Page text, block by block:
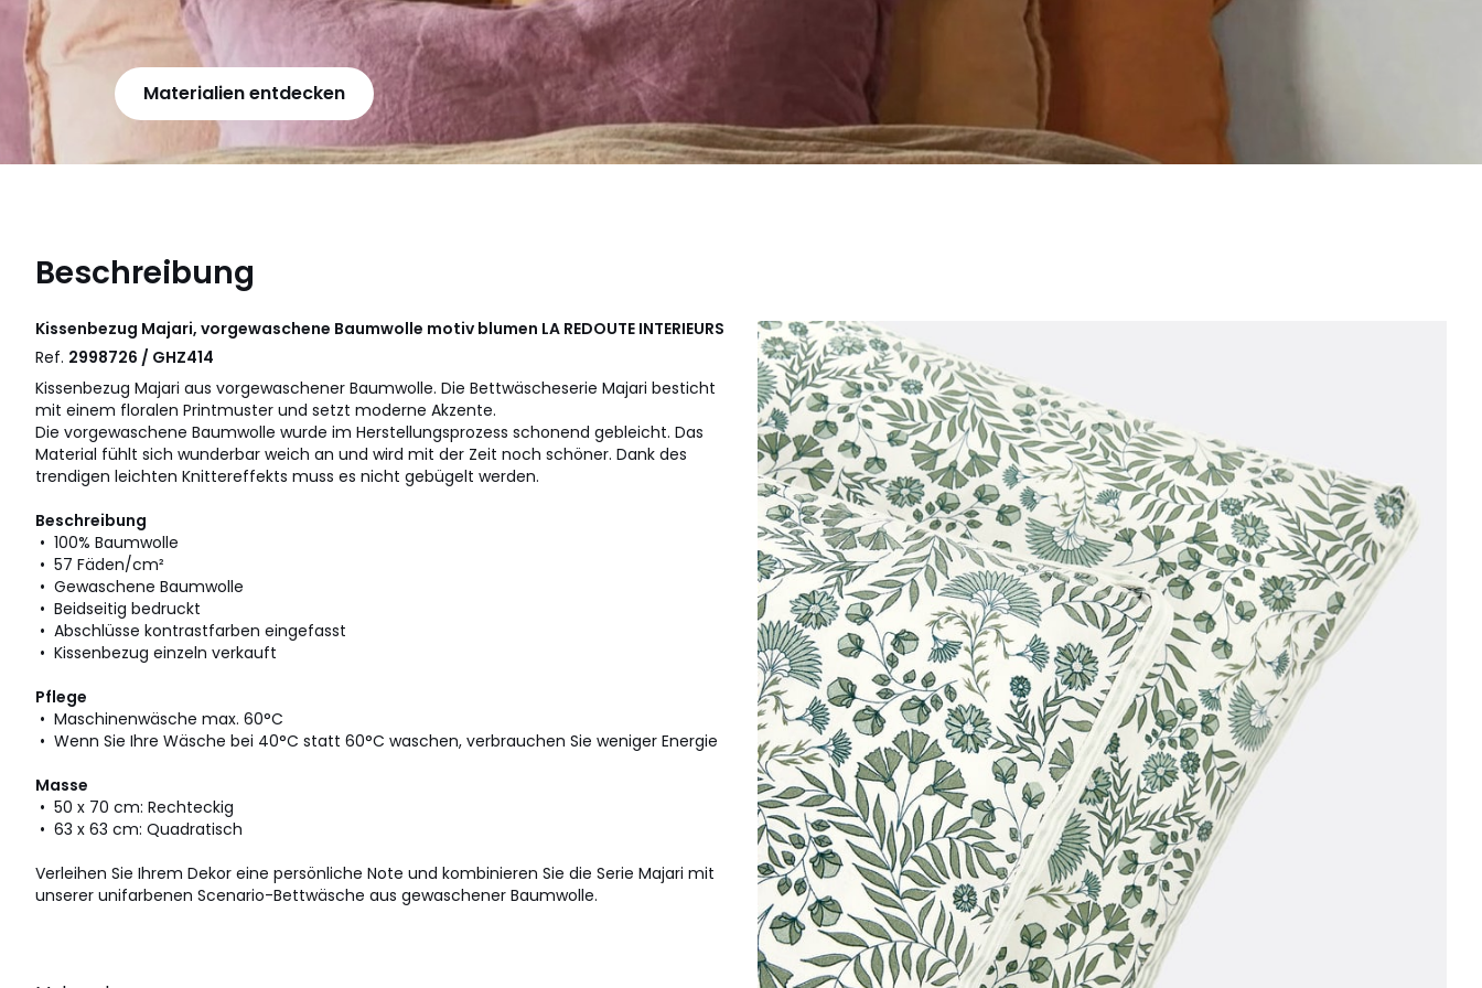
Materialien entdecken
Beschreibung
Kissenbezug Majari, vorgewaschene Baumwolle motiv blumen LA REDOUTE INTERIEURS
Ref. 2998726 / GHZ414
Kissenbezug Majari aus vorgewaschener Baumwolle. Die Bettwäscheserie Majari besticht
mit einem floralen Printmuster und setzt moderne Akzente.
Die vorgewaschene Baumwolle wurde im Herstellungsprozess schonend gebleicht. Das
Material fühlt sich wunderbar weich an und wird mit der Zeit noch schöner. Dank des
trendigen leichten Knittereffekts muss es nicht gebügelt werden.
Beschreibung
• 100% Baumwolle
• 57 Fäden/cm²
• Gewaschene Baumwolle
• Beidseitig bedruckt
• Abschlüsse kontrastfarben eingefasst
• Kissenbezug einzeln verkauft
Pflege
• Maschinenwäsche max. 60°C
• Wenn Sie Ihre Wäsche bei 40°C statt 60°C waschen, verbrauchen Sie weniger Energie
Masse
• 50 x 70 cm: Rechteckig
• 63 x 63 cm: Quadratisch
Verleihen Sie Ihrem Dekor eine persönliche Note und kombinieren Sie die Serie Majari mit
unserer unifarbenen Scenario-Bettwäsche aus gewaschener Baumwolle.